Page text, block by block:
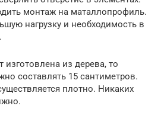
монтаж на маталлопрофиль.
нагрузку и необходимость в
изготовлена из дерева, то
составлять 15 сантиметров.
плотно. Никаких